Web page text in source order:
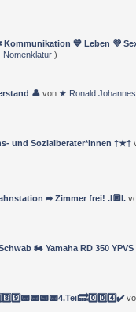
Kommunikation 💙 Leben 💜
Nomenklatur)
👤 von ★ Ronald
und Sozialberater*innen †★†
➦ Zimmer frei! .Ï🔲Ï.
🏍️ Yamaha RD 350